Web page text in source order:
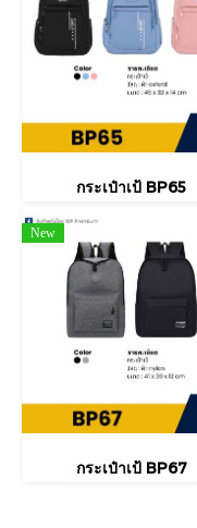
กระเป๋าเป้ BP65
New
กระเป๋าเป้ BP67